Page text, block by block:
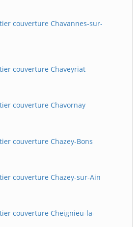
couverture Chavannes-sur-
couverture Chaveyriat
couverture Chavornay
couverture Chazey-Bons
couverture Chazey-sur-Ain
couverture Cheignieu-la-